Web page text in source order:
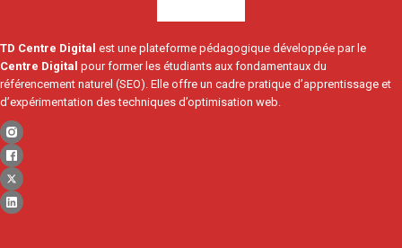
TD Centre Digital est une plateforme pédagogique développée par le
Centre Digital pour former les étudiants aux fondamentaux du
référencement naturel (SEO). Elle offre un cadre pratique d’apprentissage et
d’expérimentation des techniques d’optimisation web.